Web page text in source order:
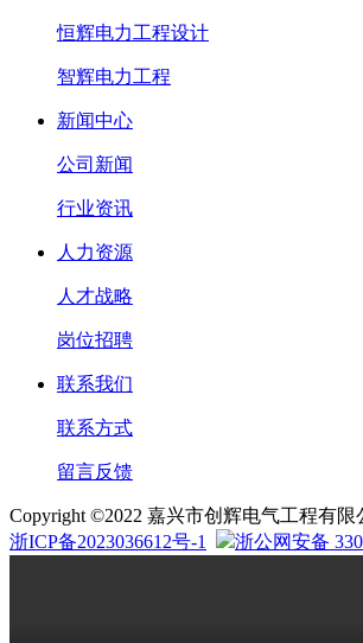
恒辉电力工程设计
智辉电力工程
新闻中心
公司新闻
行业资讯
人力资源
人才战略
岗位招聘
联系我们
联系方式
留言反馈
Copyright ©2022 嘉兴市创辉电气工程有
浙ICP备2023036612号-1
浙公网安备